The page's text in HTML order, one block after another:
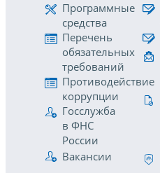
Программные
средства
Перечень
обязательных
требований
Противодействие
коррупции
Госслужба
в ФНС
России
Вакансии